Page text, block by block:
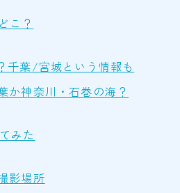
こ？
千葉/宮城という情報も
か神奈川・石巻の海？
みた
影場所